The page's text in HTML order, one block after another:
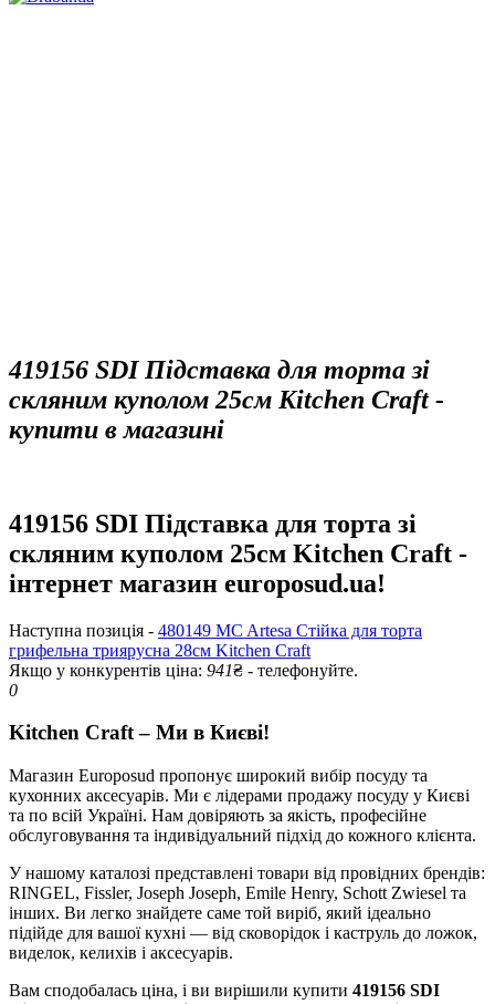
419156 SDI Підставка для торта зі
скляним куполом 25см Kitchen Craft -
купити в магазині
419156 SDI Підставка для торта зі
скляним куполом 25см Kitchen Craft -
інтернет магазин europosud.ua!
Наступна позиція - 480149 MC Artesa Стійка для торта
грифельна триярусна 28см Kitchen Craft
Якщо у конкурентів ціна: 941₴ - телефонуйте.
0
Kitchen Craft – Ми в Києві!
Магазин Europosud пропонує широкий вибір посуду та
кухонних аксесуарів. Ми є лідерами продажу посуду у Києві
та по всій Україні. Нам довіряють за якість, професійне
обслуговування та індивідуальний підхід до кожного клієнта.
У нашому каталозі представлені товари від провідних брендів:
RINGEL, Fissler, Joseph Joseph, Emile Henry, Schott Zwiesel та
інших. Ви легко знайдете саме той виріб, який ідеально
підійде для вашої кухні — від сковорідок і каструль до ложок,
виделок, келихів і аксесуарів.
Вам сподобалась ціна, і ви вирішили купити 419156 SDI